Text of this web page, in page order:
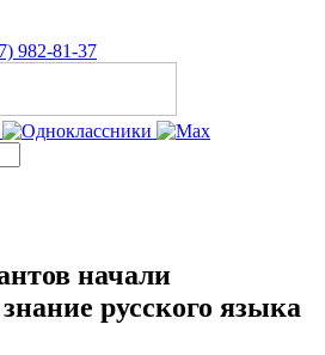
982-81-37
начали
русского языка